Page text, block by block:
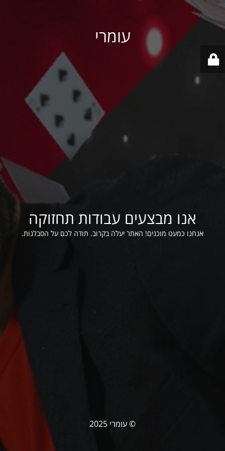
עומרי
אנו מבצעים עבודות תחזוקה
אנחנו כמעט מוכנים! האתר יעלה בקרוב. תודה לכם על הסבלנות.
© עומרי 2025